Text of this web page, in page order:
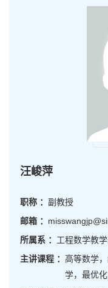
汪峻萍
职称 ： 副教授
邮箱 ：
所属系 ： 工程数学教
主讲课程 ： 高等数学
学，最优